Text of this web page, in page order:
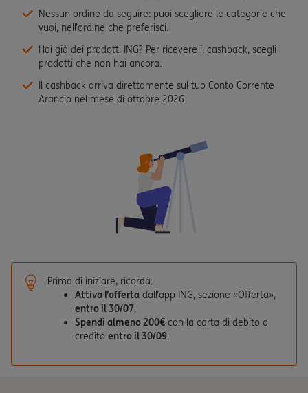
Nessun ordine da seguire: puoi scegliere le categorie che
vuoi, nell’ordine che preferisci.
Hai già dei prodotti ING? Per ricevere il cashback, scegli
prodotti che non hai ancora.
Il cashback arriva direttamente sul tuo Conto Corrente
Arancio nel mese di ottobre 2026.
Prima di iniziare, ricorda:
Attiva l’offerta dall’app ING, sezione «Offerta»,
entro il 30/07.
Spendi almeno 200€ con la carta di debito o
credito entro il 30/09.